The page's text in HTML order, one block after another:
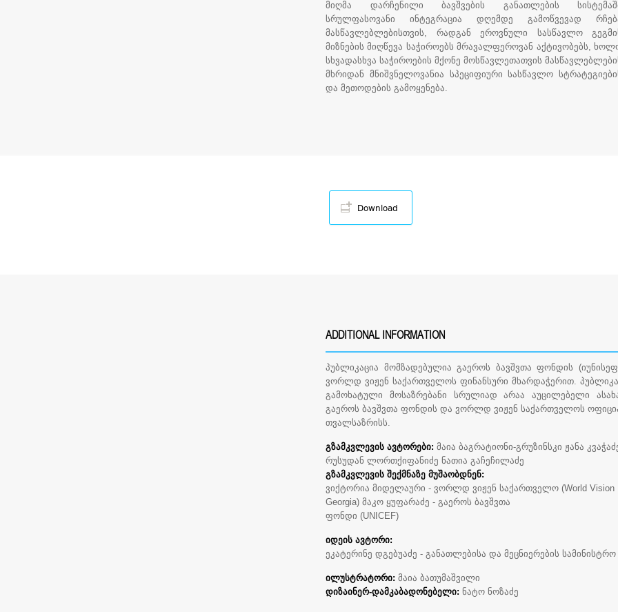
მიღმა დარჩენილი ბავშვების განათლების
სრულფასოვანი ინტეგრაცია დღემდე გამოწვევად
მასწავლებლებისთვის, რადგან ეროვნული სასწავლო
მიზნების მიღწევა საჭიროებს მრავალფეროვან აქტივობებს,
სხვადასხვა საჭიროების მქონე მოსწავლეთათვის
მხრიდან მნიშვნელოვანია სპეციფიური სასწავლო
და მეთოდების გამოყენება.
Download
ADDITIONAL INFORMATION
პუბლიკაცია მომზადებულია გაეროს ბავშვთა ფონდის
ვორლდ ვიჟენ საქართველოს ფინანსური მხარდაჭერით.
გამოხატული მოსაზრებანი სრულიად არაა აუცილებელი
გაეროს ბავშვთა ფონდის და ვორლდ ვიჟენ საქართველოს
თვალსაზრისს.
გზამკვლევის ავტორები: მაია ბაგრატიონი-გრუზინსკი ჟანა
რუსუდან ლორთქიფანიძე ნათია გაჩეჩილაძე
გზამკვლევის შექმნაზე მუშაობდნენ:
ვიქტორია მიდელაური - ვორლდ ვიჟენ საქართველო (World Vision
Georgia) მაკო ყუფარაძე - გაეროს ბავშვთა
ფონდი (UNICEF)
იდეის ავტორი:
ეკატერინე დგებუაძე - განათლებისა და მეცნიერების სამინისტრო
ილუსტრატორი: მაია ბათუმაშვილი
დიზაინერ-დამკაბადონებელი: ნატო ნოზაძე